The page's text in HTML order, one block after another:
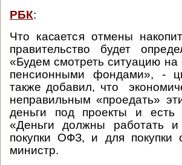
РБК:
Что касается отмены
правительство будет
«Будем смотреть ситуацию
пенсионными фондами», -
также добавил, что
неправильным «проедать»
деньги под проекты и есть
«Деньги должны работать
покупки ОФЗ, и для покупки
министр.